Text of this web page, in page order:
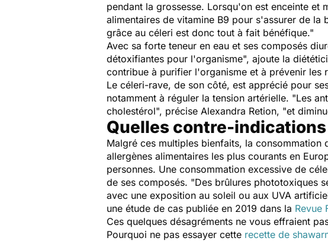
pendant la grossesse. Lorsqu'on est enceinte et
alimentaires de vitamine B9 pour s'assurer de la
grâce au céleri est donc tout à fait bénéfique."
Avec sa forte teneur en eau et ses composés
détoxifiantes pour l'organisme", ajoute la
contribue à purifier l'organisme et à prévenir les
Le céleri-rave, de son côté, est apprécié pour
notamment à réguler la tension artérielle. "Les
cholestérol", précise Alexandra Retion, "et
Quelles contre-
Malgré ces multiples bienfaits, la
allergènes alimentaires les plus courants en
personnes. Une consommation excessive de
de ses composés. "Des brûlures phototoxiques
avec une exposition au soleil ou aux UVA
une étude de cas publiée en 2019 dans la Revue
Ces quelques désagréments ne vous effraient
Pourquoi ne pas essayer cette recette de